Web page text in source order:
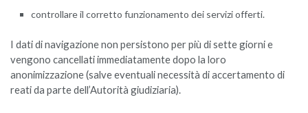
controllare il corretto funzionamento dei servizi offerti.
I dati di navigazione non persistono per più di sette giorni e
vengono cancellati immediatamente dopo la loro
anonimizzazione (salve eventuali necessità di accertamento di
reati da parte dell’Autorità giudiziaria).